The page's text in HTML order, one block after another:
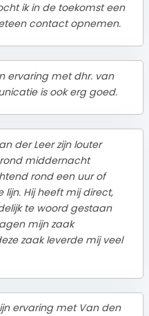
ik in de toekomst een
contact opnemen.
ervaring met dhr. van
is ook erg goed.
der Leer zijn louter
middernacht
rond een uur of
Hij heeft mij direct,
te woord gestaan
mijn zaak
zaak leverde mij veel
ervaring met Van den